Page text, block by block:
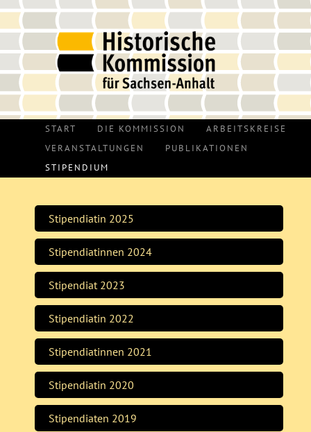
START DIE KOMMISSION
ARBEITSKREISE
VERANSTALTUNGEN
PUBLIKATIONEN
STIPENDIUM
Stipendiatin 2025
Stipendiatinnen 2024
Stipendiat 2023
Stipendiatin 2022
Stipendiatinnen 2021
Stipendiatin 2020
Stipendiaten 2019